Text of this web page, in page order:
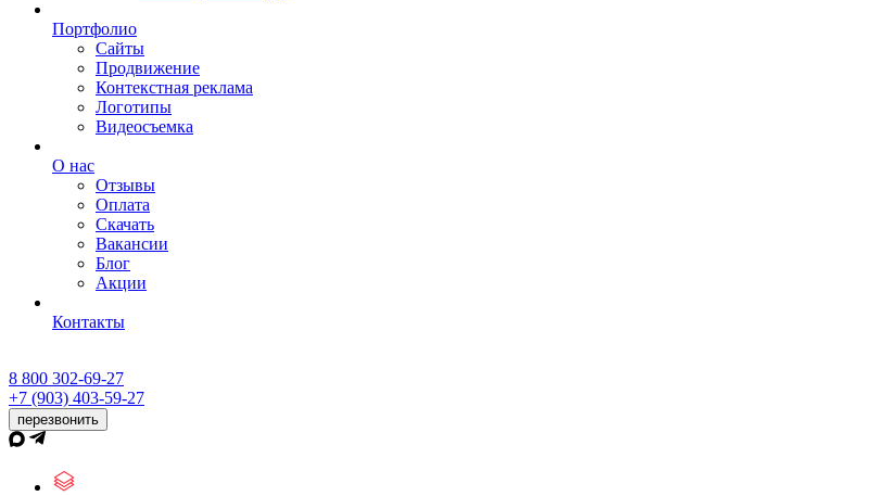
Портфолио
Сайты
Продвижение
Контекстная реклама
Логотипы
Видеосъемка
О нас
Отзывы
Оплата
Скачать
Вакансии
Блог
Акции
Контакты
8 800 302-69-27
+7 (903) 403-59-27
перезвонить